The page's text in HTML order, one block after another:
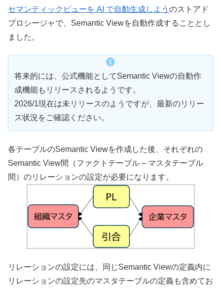
セマンティックビューを AI で自動生成しよう のストアド
プロシージャで、Semantic Viewを自動作成することとし
ました。
将来的には、公式機能としてSemantic Viewの自動作
成機能もリリースされるようです。
2026/1現在は未リリースのようですが、最新のリリー
ス状況をご確認ください。
各テーブルのSemantic Viewを作成した後、それぞれの
Semantic View間（ファクトテーブル – マスタテーブル
間）のリレーションの設定が必要になります。
リレーションの設定には、同じSemantic Viewの定義内に
リレーションの設定先のマスタテーブルの定義も含めてお